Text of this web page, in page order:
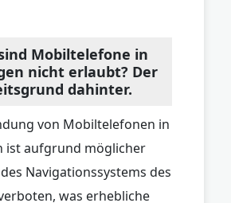
Mobiltelefone in
nicht erlaubt? Der
dahinter.
von Mobiltelefonen in
ist aufgrund möglicher
Navigationssystems des
was erhebliche